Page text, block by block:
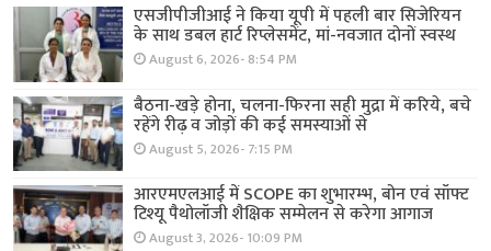
एसजीपीजीआई ने किया यूपी में पहली बार सिजेरियन
के साथ डबल हार्ट रिप्लेसमेंट, मां-नवजात दोनों स्वस्थ
August 6, 2026- 8:54 PM
बैठना-खड़े होना, चलना-फिरना सही मुद्रा में करिये, बचे
रहेंगे रीढ़ व जोड़ों की कई समस्याओं से
August 5, 2026- 7:15 PM
आरएमएलआई में SCOPE का शुभारम्भ, बोन एवं सॉफ्ट
टिश्यू पैथोलॉजी शैक्षिक सम्मेलन से करेगा आगाज
August 3, 2026- 10:09 PM